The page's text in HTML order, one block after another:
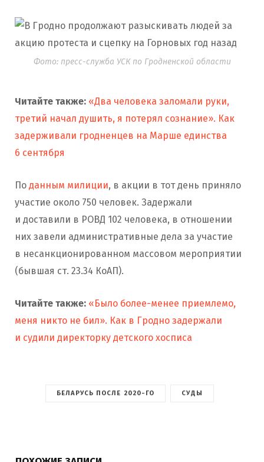
Фото: пресс-служба УСК по Гродненской области
Читайте также: «Два человека заломали руки,
третий начал душить, я потерял сознание». Как
задерживали гродненцев на Марше единства
6 сентября
По данным милиции, в акции в тот день приняло
участие около 750 человек. Задержали
и доставили в РОВД 102 человека, в отношении
них завели административные дела за участие
в несанкционированном массовом мероприятии
(бывшая ст. 23.34 КоАП).
Читайте также: «Было более-менее приемлемо,
меня никто не бил». Как в Гродно задержали
и судили директорку детского хосписа
БЕЛАРУСЬ ПОСЛЕ 2020-ГО СУДЫ